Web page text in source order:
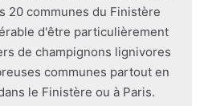
20 communes du Finistère
d'être particulièrement
de champignons lignivores
communes partout en
le Finistère ou à Paris.